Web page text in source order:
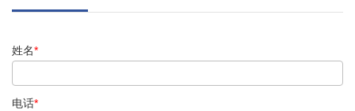
姓名*
电话*